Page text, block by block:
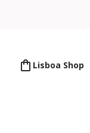
Lisboa Shop